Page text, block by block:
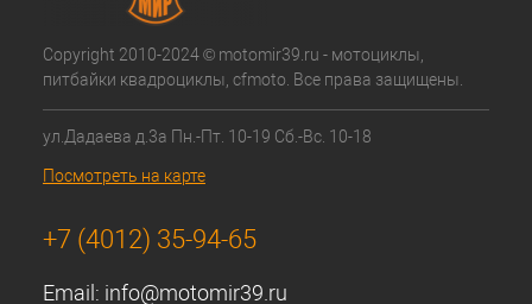
Copyright 2010-2024 © motomir39.ru - мотоциклы,
питбайки квадроциклы, cfmoto. Все права защищены.
ул.Дадаева д.3а Пн.-Пт. 10-19 Сб.-Вс. 10-18
Посмотреть на карте
+7 (4012) 35-94-65
Email: info@motomir39.ru